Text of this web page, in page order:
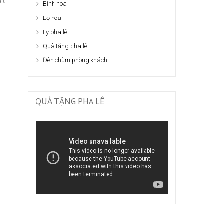
Bình hoa
Lọ hoa
Ly pha lê
Quà tặng pha lê
Đèn chùm phòng khách
QUÀ TẶNG PHA LÊ